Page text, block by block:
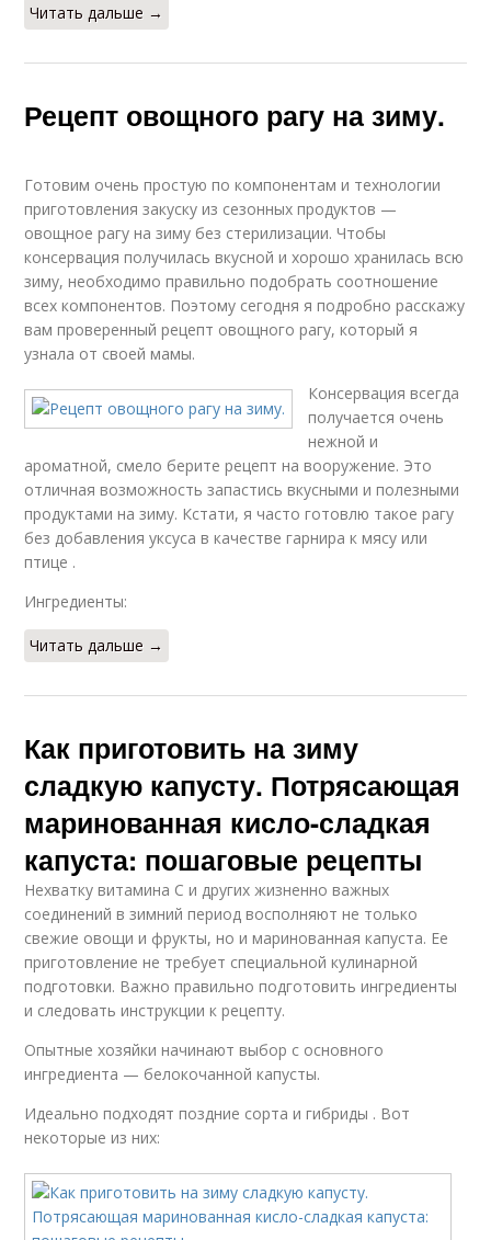
Читать дальше →
Рецепт овощного рагу на зиму.
Готовим очень простую по компонентам и технологии
приготовления закуску из сезонных продуктов —
овощное рагу на зиму без стерилизации. Чтобы
консервация получилась вкусной и хорошо хранилась всю
зиму, необходимо правильно подобрать соотношение
всех компонентов. Поэтому сегодня я подробно расскажу
вам проверенный рецепт овощного рагу, который я
узнала от своей мамы.
Консервация всегда
получается очень
нежной и
ароматной, смело берите рецепт на вооружение. Это
отличная возможность запастись вкусными и полезными
продуктами на зиму. Кстати, я часто готовлю такое рагу
без добавления уксуса в качестве гарнира к мясу или
птице .
Ингредиенты:
Читать дальше →
Как приготовить на зиму
сладкую капусту. Потрясающая
маринованная кисло-сладкая
капуста: пошаговые рецепты
Нехватку витамина С и других жизненно важных
соединений в зимний период восполняют не только
свежие овощи и фрукты, но и маринованная капуста. Ее
приготовление не требует специальной кулинарной
подготовки. Важно правильно подготовить ингредиенты
и следовать инструкции к рецепту.
Опытные хозяйки начинают выбор с основного
ингредиента — белокочанной капусты.
Идеально подходят поздние сорта и гибриды . Вот
некоторые из них: